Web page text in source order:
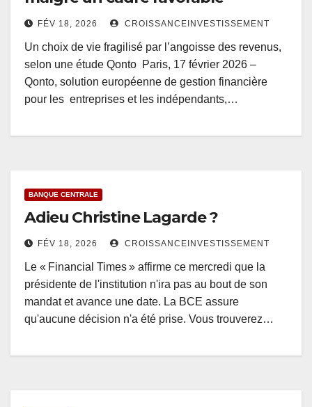
FÉV 18, 2026 CROISSANCEINVESTISSEMENT
Un choix de vie fragilisé par l’angoisse des revenus,
selon une étude Qonto Paris, 17 février 2026 –
Qonto, solution européenne de gestion financière
pour les entreprises et les indépendants,…
BANQUE CENTRALE
Adieu Christine Lagarde ?
FÉV 18, 2026 CROISSANCEINVESTISSEMENT
Le « Financial Times » affirme ce mercredi que la
présidente de l'institution n'ira pas au bout de son
mandat et avance une date. La BCE assure
qu'aucune décision n'a été prise. Vous trouverez…